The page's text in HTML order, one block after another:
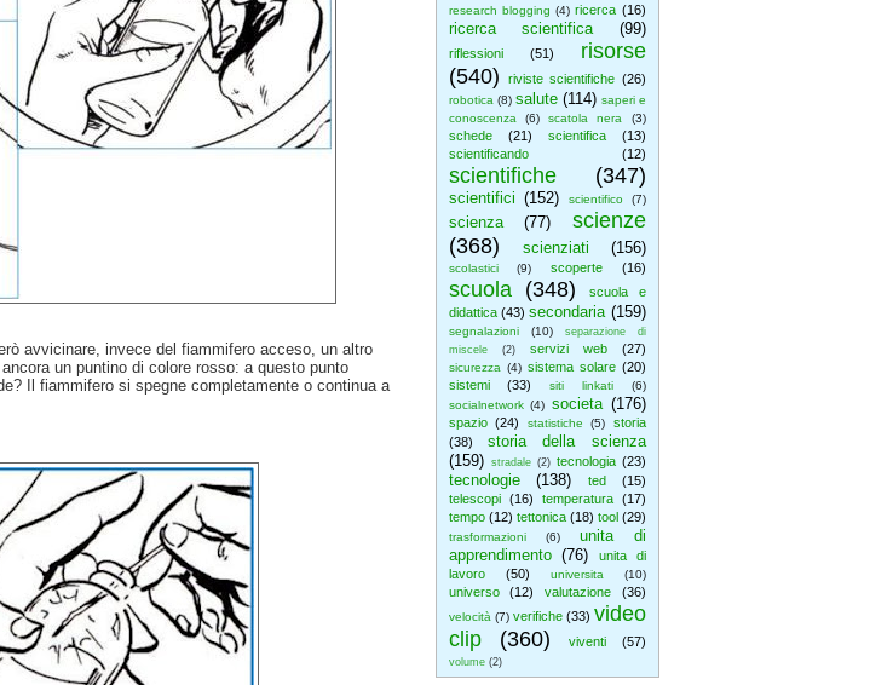
research blogging (4) ricerca (16)
ricerca scientifica (99)
riflessioni (51)
risorse
(540)
riviste scientifiche (26)
robotica (8) salute (114) saperi e
conoscenza
(6) scatola nera (3)
schede (21) scientifica
(13)
scientificando
(12)
scientifiche (347)
scientifici (152) scientifico (7)
scienza (77)
scienze
(368)
scienziati (156)
scolastici (9) scoperte (16)
scuola (348)
scuola e
didattica (43) secondaria (159)
segnalazioni (10)
separazione di
miscele
(2) servizi web (27)
sicurezza (4) sistema solare (20)
sistemi
(33) siti linkati
(6)
socialnetwork (4) societa (176)
spazio (24) statistiche (5)
storia
(38)
storia della scienza
(159)
stradale (2) tecnologia (23)
tecnologie (138) ted
(15)
telescopi
(16) temperatura
(17)
tempo (12) tettonica (18) tool (29)
trasformazioni (6)
unita di
apprendimento (76)
unita di
lavoro
(50) universita (10)
universo (12) valutazione (36)
velocità (7) verifiche (33) video
clip
(360) viventi (57)
volume (2)
avvicinare, invece del fiammifero acceso, un altro
un puntino di colore rosso: a questo punto
Il fiammifero si spegne completamente o continua a